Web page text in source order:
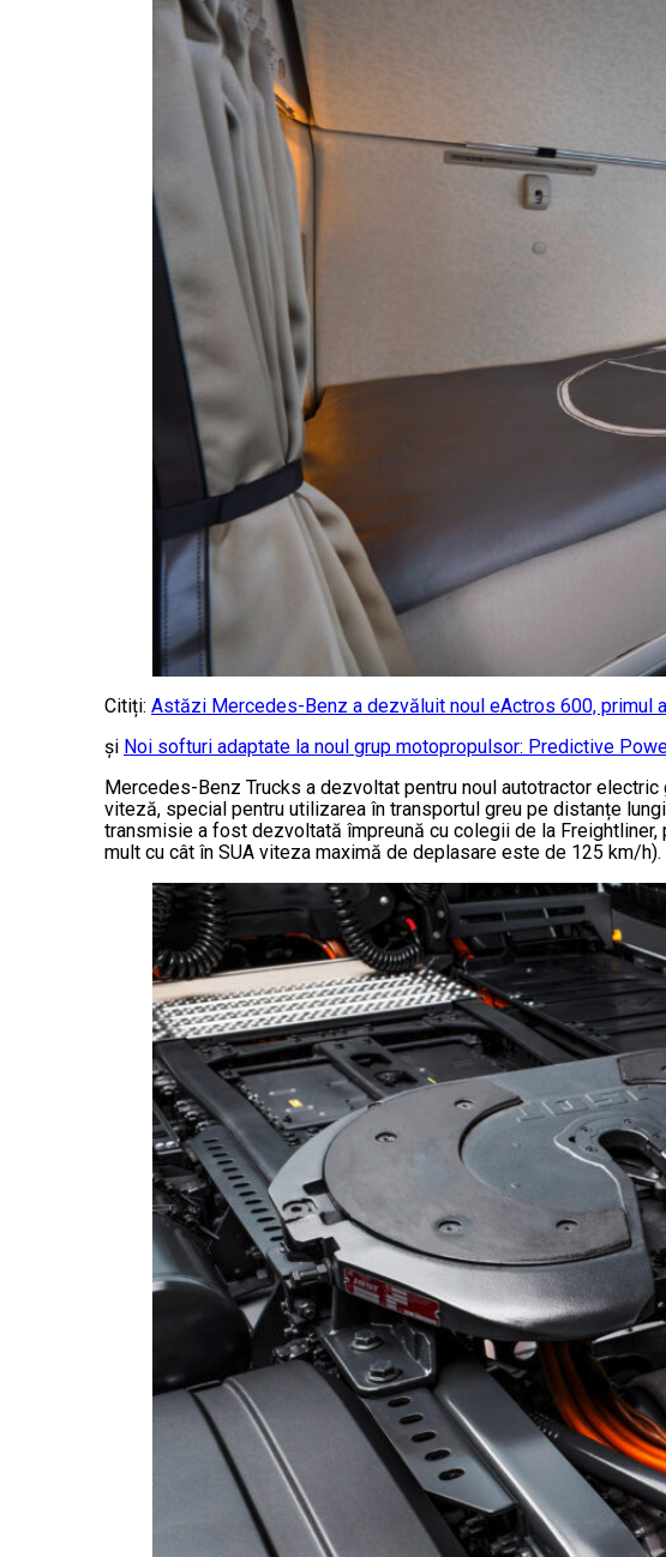
Citiți: Astăzi Mercedes-Benz a dezvăluit noul eActros 600, primul
și Noi softuri adaptate la noul grup motopropulsor: Predictive
Mercedes-Benz Trucks a dezvoltat pentru noul autotractor
viteză, special pentru utilizarea în transportul greu pe distanțe
transmisie a fost dezvoltată împreună cu colegii de la
mult cu cât în SUA viteza maximă de deplasare este de 125 km/h).